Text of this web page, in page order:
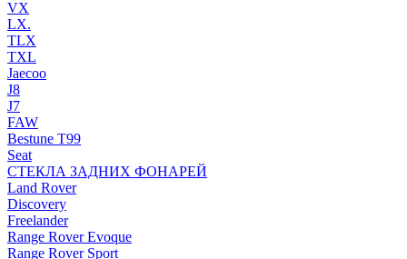
VX
LX.
TLX
TXL
Jaecoo
J8
J7
FAW
Bestune T99
Seat
СТЕКЛА ЗАДНИХ ФОНАРЕЙ
Land Rover
Discovery
Freelander
Range Rover Evoque
Range Rover Sport